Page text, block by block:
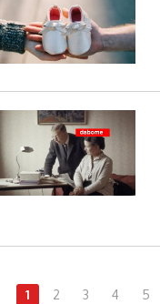
Pages
1 2 3 4 5